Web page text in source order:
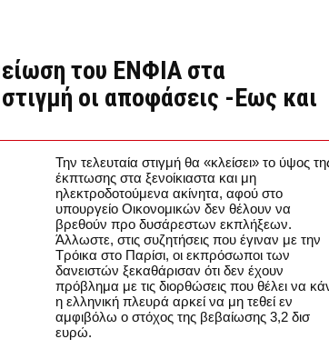
του ΕΝΦΙΑ στα
οι αποφάσεις -Εως και
Την τελευταία στιγμή θα «κλείσει» το ύψος
έκπτωσης στα ξενοίκιαστα και μη
ηλεκτροδοτούμενα ακίνητα, αφού στο
υπουργείο Οικονομικών δεν θέλουν να
βρεθούν προ δυσάρεστων εκπλήξεων.
Άλλωστε, στις συζητήσεις που έγιναν με την
Τρόικα στο Παρίσι, οι εκπρόσωποι των
δανειστών ξεκαθάρισαν ότι δεν έχουν
πρόβλημα με τις διορθώσεις που θέλει να
η ελληνική πλευρά αρκεί να μη τεθεί εν
αμφιβόλω ο στόχος της βεβαίωσης 3,2 δισ
ευρώ.